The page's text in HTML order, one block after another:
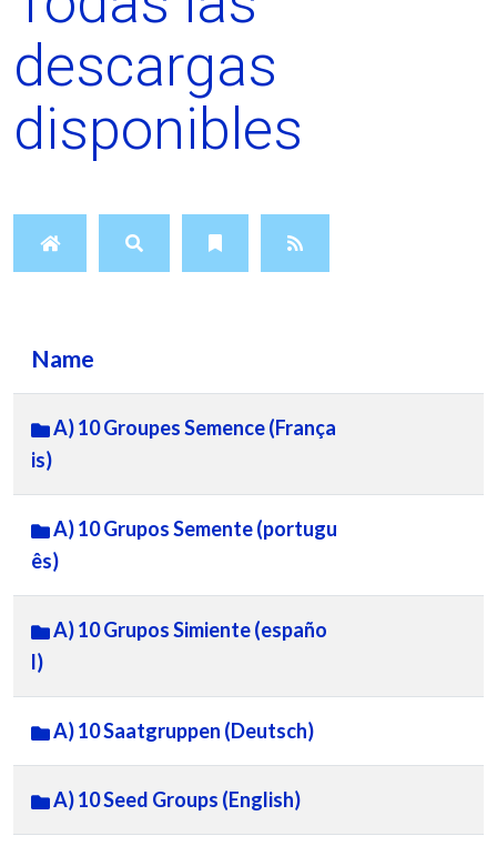
descargas
disponibles
Name
A) 10 Groupes Semence (França
is)
A) 10 Grupos Semente (portugu
ês)
A) 10 Grupos Simiente (españo
l)
A) 10 Saatgruppen (Deutsch)
A) 10 Seed Groups (English)